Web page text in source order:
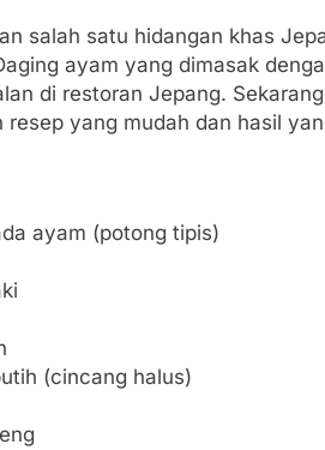
salah satu hidangan khas
ayam yang dimasak
di restoran Jepang.
resep yang mudah dan hasil
ayam (potong tipis)
(cincang halus)